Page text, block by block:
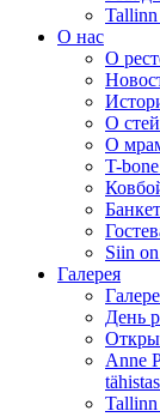
Tallinn
О нас
О
О
О
T-
Siin
Галерея
День
Anne
Tallinn